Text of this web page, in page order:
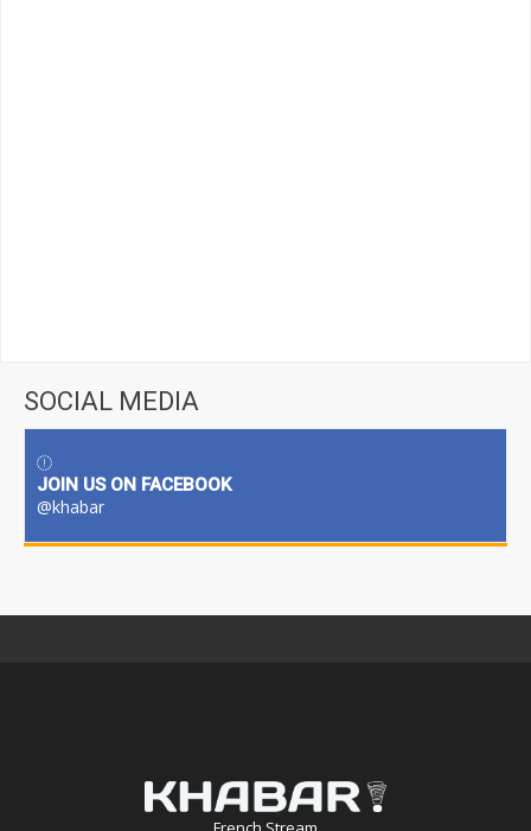
SOCIAL MEDIA
JOIN US ON FACEBOOK
@khabar